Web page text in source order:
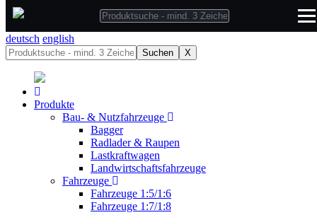
deutsch english
Suchen X
Produkte
Bau- & Nutzfahrzeuge
Bagger
Radlader & Raupen
Lastkraftwagen
Landwirtschaftsfahrzeuge
Fahrzeuge
Fahrzeuge 1:5/1:6
Fahrzeuge 1:7/1:8